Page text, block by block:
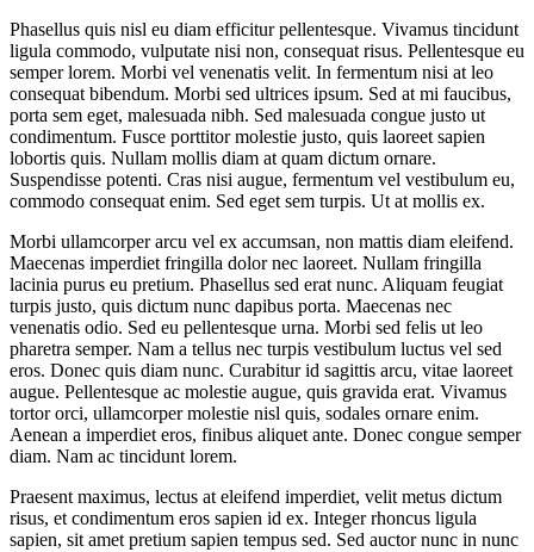
Phasellus quis nisl eu diam efficitur pellentesque. Vivamus tincidunt
ligula commodo, vulputate nisi non, consequat risus. Pellentesque eu
semper lorem. Morbi vel venenatis velit. In fermentum nisi at leo
consequat bibendum. Morbi sed ultrices ipsum. Sed at mi faucibus,
porta sem eget, malesuada nibh. Sed malesuada congue justo ut
condimentum. Fusce porttitor molestie justo, quis laoreet sapien
lobortis quis. Nullam mollis diam at quam dictum ornare.
Suspendisse potenti. Cras nisi augue, fermentum vel vestibulum eu,
commodo consequat enim. Sed eget sem turpis. Ut at mollis ex.
Morbi ullamcorper arcu vel ex accumsan, non mattis diam eleifend.
Maecenas imperdiet fringilla dolor nec laoreet. Nullam fringilla
lacinia purus eu pretium. Phasellus sed erat nunc. Aliquam feugiat
turpis justo, quis dictum nunc dapibus porta. Maecenas nec
venenatis odio. Sed eu pellentesque urna. Morbi sed felis ut leo
pharetra semper. Nam a tellus nec turpis vestibulum luctus vel sed
eros. Donec quis diam nunc. Curabitur id sagittis arcu, vitae laoreet
augue. Pellentesque ac molestie augue, quis gravida erat. Vivamus
tortor orci, ullamcorper molestie nisl quis, sodales ornare enim.
Aenean a imperdiet eros, finibus aliquet ante. Donec congue semper
diam. Nam ac tincidunt lorem.
Praesent maximus, lectus at eleifend imperdiet, velit metus dictum
risus, et condimentum eros sapien id ex. Integer rhoncus ligula
sapien, sit amet pretium sapien tempus sed. Sed auctor nunc in nunc